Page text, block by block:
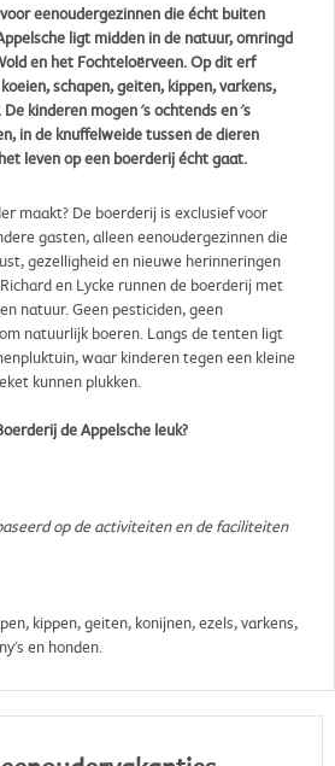
eenoudergezinnen die écht buiten
ligt midden in de natuur, omringd
en het Fochteloërveen. Op dit erf
schapen, geiten, kippen, varkens,
kinderen mogen 's ochtends en 's
in de knuffelweide tussen de dieren
leven op een boerderij écht gaat.
maakt? De boerderij is exclusief voor
gasten, alleen eenoudergezinnen die
gezelligheid en nieuwe herinneringen
en Lycke runnen de boerderij met
natuur. Geen pesticiden, geen
natuurlijk boeren. Langs de tenten ligt
waar kinderen tegen een kleine
kunnen plukken.
de Appelsche leuk?
op de activiteiten en de faciliteiten
kippen, geiten, konijnen, ezels, varkens,
en honden.